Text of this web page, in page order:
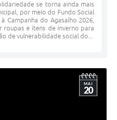
se torna ainda mais
por meio do Fundo Social
Campanha do Agasalho 2026,
e itens de inverno para
de vulnerabilidade social do...
MAI
20